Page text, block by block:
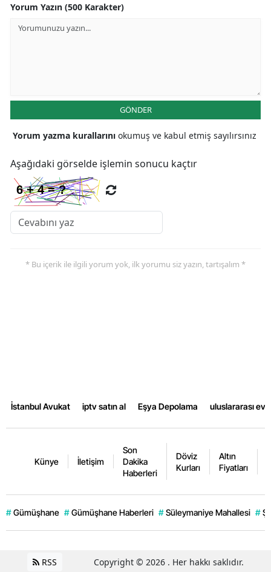
Yorum Yazın (500 Karakter)
GÖNDER
Yorum yazma kurallarını okumuş ve kabul etmiş sayılırsınız
Aşağıdaki görselde işlemin sonucu kaçtır
* Bu içerik ile ilgili yorum yok, ilk yorumu siz yazın, tartışalım *
İstanbul Avukat iptv satın al Eşya Depolama uluslararası
Künye İletişim
Son
Dakika
Haberleri
Döviz
Kurları
Altın
Fiyatları
# Gümüşhane # Gümüşhane Haberleri # Süleymaniye Mahallesi #
RSS Copyright © 2026 . Her hakkı saklıdır.